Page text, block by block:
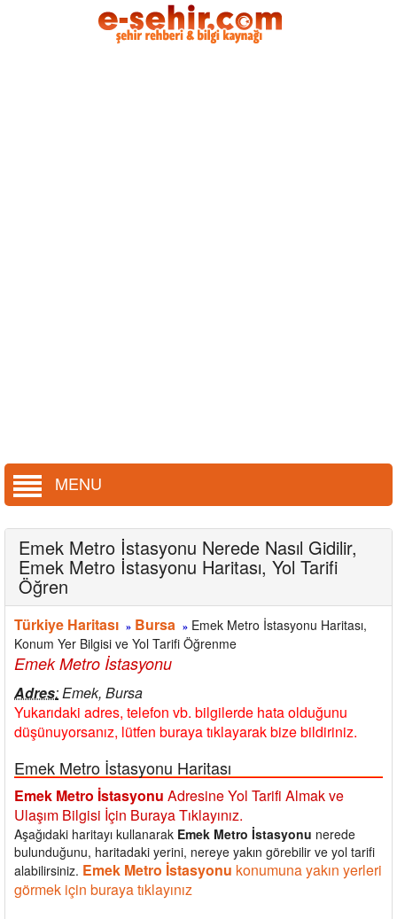
MENU
Emek Metro İstasyonu Nerede Nasıl Gidilir,
Emek Metro İstasyonu Haritası, Yol Tarifi
Öğren
Türkiye Haritası » Bursa » Emek Metro İstasyonu Haritası,
Konum Yer Bilgisi ve Yol Tarifi Öğrenme
Emek Metro İstasyonu
Adres:Emek, Bursa
Yukarıdaki adres, telefon vb. bilgilerde hata olduğunu
düşünuyorsanız, lütfen buraya tıklayarak bize bildiriniz.
Emek Metro İstasyonu Haritası
Emek Metro İstasyonu Adresine Yol Tarifi Almak ve
Ulaşım Bilgisi İçin Buraya Tıklayınız.
Aşağıdaki haritayı kullanarak Emek Metro İstasyonu nerede
bulunduğunu, haritadaki yerini, nereye yakın görebilir ve yol tarifi
alabilirsiniz. Emek Metro İstasyonu konumuna yakın yerleri
görmek için buraya tıklayınız